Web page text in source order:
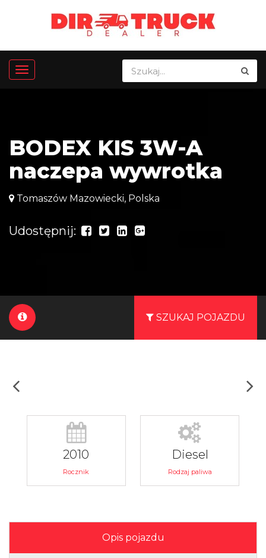
BODEX KIS 3W-A
naczepa wywrotka
Tomaszów Mazowiecki, Polska
Udostępnij:
SZUKAJ POJAZDU
2010
Rocznik
Diesel
Rodzaj paliwa
Opis pojazdu